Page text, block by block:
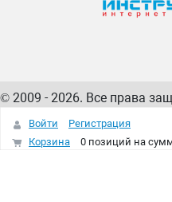
© 2009 - 2026. Все права
информация на сайте –
интернет-магазина
Войти
Регистрация
Корзина
0 позиций на